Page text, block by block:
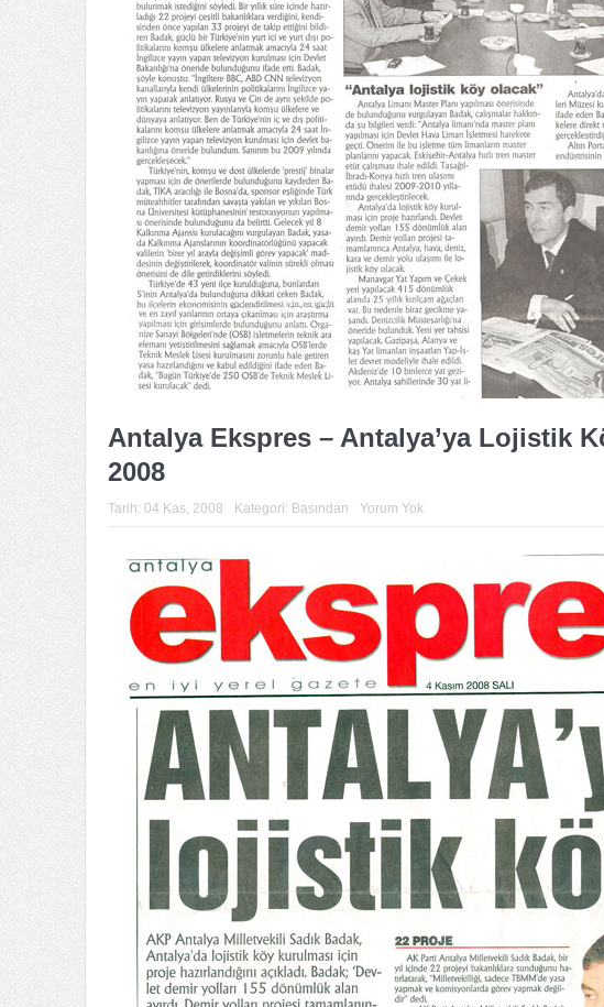
Antalya Ekspres – Antalya’ya Lojistik
2008
Tarih: 04 Kas, 2008 Kategori: Basından Yorum Yok